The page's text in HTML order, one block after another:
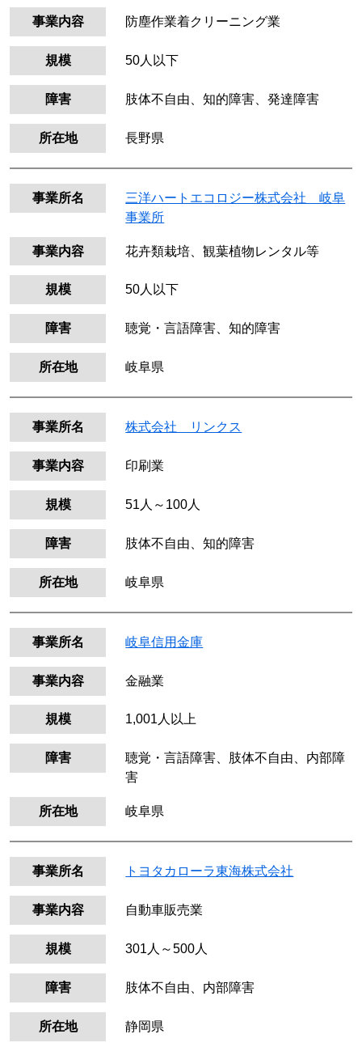
事業内容 防塵作業着クリーニング業
規模 50人以下
障害 肢体不自由、知的障害、発達障害
所在地 長野県
事業所名
三洋ハートエコロジー株式会社 岐阜
事業所
事業内容 花卉類栽培、観葉植物レンタル等
規模 50人以下
障害 聴覚・言語障害、知的障害
所在地 岐阜県
事業所名 株式会社 リンクス
事業内容 印刷業
規模 51人～100人
障害 肢体不自由、知的障害
所在地 岐阜県
事業所名 岐阜信用金庫
事業内容 金融業
規模 1,001人以上
障害
聴覚・言語障害、肢体不自由、内部障
害
所在地 岐阜県
事業所名 トヨタカローラ東海株式会社
事業内容 自動車販売業
規模 301人～500人
障害 肢体不自由、内部障害
所在地 静岡県